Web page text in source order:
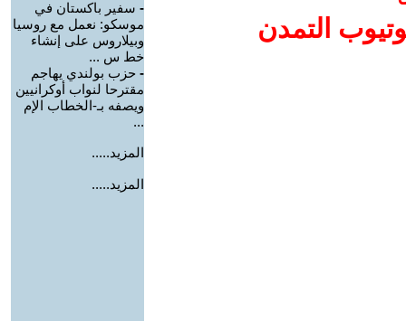
التمدن
- سفير باكستان في
موسكو: نعمل مع روسيا
وبيلاروس على إنشاء
خط س ...
- حزب بولندي يهاجم
مقترحا لنواب أوكرانيين
ويصفه بـ-الخطاب الإم
...
المزيد.....
المزيد.....